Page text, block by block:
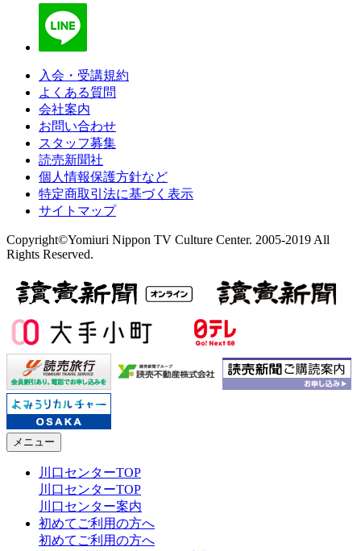
入会・受講規約
よくある質問
会社案内
お問い合わせ
スタッフ募集
読売新聞社
個人情報保護方針など
特定商取引法に基づく表示
サイトマップ
Copyright©Yomiuri Nippon TV Culture Center. 2005-2019 All
Rights Reserved.
メニュー
川口センターTOP
川口センターTOP
川口センター案内
初めてご利用の方へ
初めてご利用の方へ